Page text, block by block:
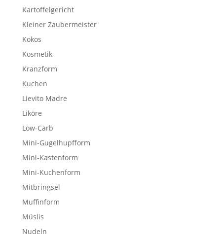
Kartoffelgericht
Kleiner Zaubermeister
Kokos
Kosmetik
Kranzform
Kuchen
Lievito Madre
Liköre
Low-Carb
Mini-Gugelhupfform
Mini-Kastenform
Mini-Kuchenform
Mitbringsel
Muffinform
Müslis
Nudeln